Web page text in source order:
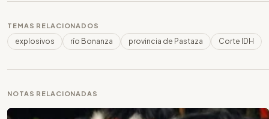
TEMAS RELACIONADOS
explosivos río Bonanza provincia de Pastaza Corte IDH
NOTAS RELACIONADAS